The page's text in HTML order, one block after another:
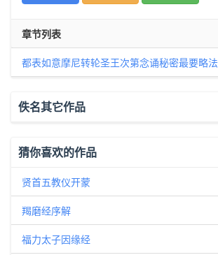
章节列表
都表如意摩尼转轮圣王次第念诵秘密最要略法
佚名其它作品
猜你喜欢的作品
贤首五教仪开蒙
羯磨经序解
福力太子因缘经